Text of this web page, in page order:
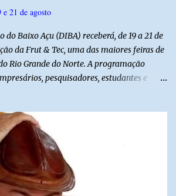
21 de agosto
Baixo Açu (DIBA) receberá, de 19 a 21 de
da Frut & Tec, uma das maiores feiras de
Rio Grande do Norte. A programação
pesquisadores, estudantes e
voltadas ao setor. Além das atividades
com programação cultural. No dia 20 de
prestigiar o show de humor com Mução,
musical de Vê Barreto. A Frut & Tec
do Distrito de Irrigação do Baixo Açu como
irrigada, promovendo conhecimento,